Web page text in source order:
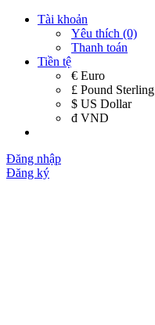
Tài khoản
Yêu thích (0)
Thanh toán
Tiền tệ
€ Euro
£ Pound Sterling
$ US Dollar
đ VND
Đăng nhập
Đăng ký